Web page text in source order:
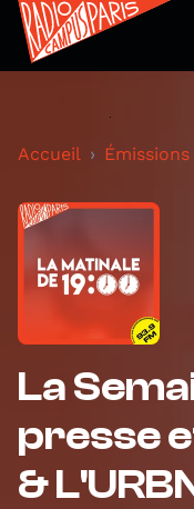
Accueil Émissions
La
presse
&